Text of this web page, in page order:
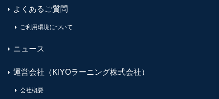
よくあるご質問
ご利用環境について
ニュース
運営会社（KIYOラーニング株式会社）
会社概要